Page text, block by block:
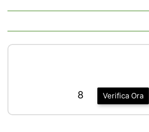
Verifica Ora
8